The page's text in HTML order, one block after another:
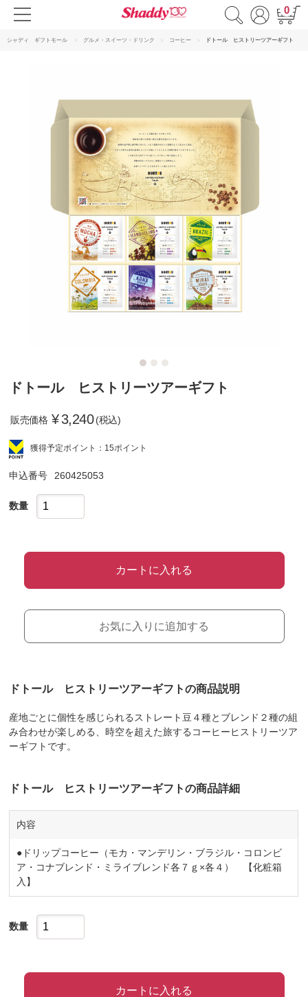
0
シャディ ギフトモール グルメ・スイーツ・ドリンク コーヒー ドトール ヒストリーツアーギフト
ドトール ヒストリーツアーギフト
販売価格 ¥3,240 (税込)
獲得予定ポイント：15ポイント
申込番号 260425053
数量
カートに入れる
お気に入りに追加する
ドトール ヒストリーツアーギフトの商品説明
産地ごとに個性を感じられるストレート豆４種とブレンド２種の組
み合わせが楽しめる、時空を超えた旅するコーヒーヒストリーツア
ーギフトです。
ドトール ヒストリーツアーギフトの商品詳細
内容
●ドリップコーヒー（モカ・マンデリン・ブラジル・コロンビ
ア・コナブレンド・ミライブレンド各７ｇ×各４） 【化粧箱
入】
数量
カートに入れる